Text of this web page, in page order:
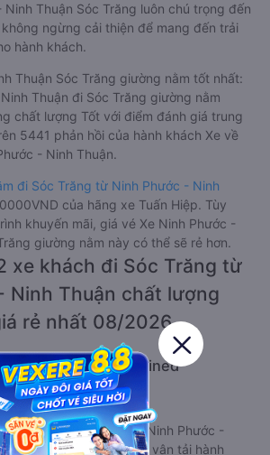
Thuận Sóc Trăng luôn chú trọng đến
ngừng cải thiện để mang đến trải
hành khách.
Thuận Sóc Trăng giường nằm tốt nhất:
Thuận đi Sóc Trăng giường nằm
chất lượng Tốt với điểm đánh giá trung
5441 phản hồi của hành khách Xe về
- Ninh Thuận.
đi Sóc Trăng từ Ninh Phước - Ninh
của hãng xe Tuấn Hiệp. Tùy
khuyến mãi, giá vé Xe Ninh Phước -
giường nằm này có thể sẽ rẻ hơn.
xe khách đi Sóc Trăng từ
Ninh Thuận chất lượng
rẻ nhất 08/2026
khởi hành tại undefined
Hiệp
Hiệp đi Sóc Trăng từ Ninh Phước -
động trong lĩnh vực vận tải hành